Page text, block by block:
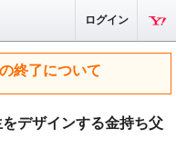
ログイン
終了について
デザインする金持ち父